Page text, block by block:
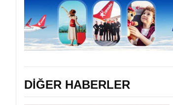
DİĞER HABERLER